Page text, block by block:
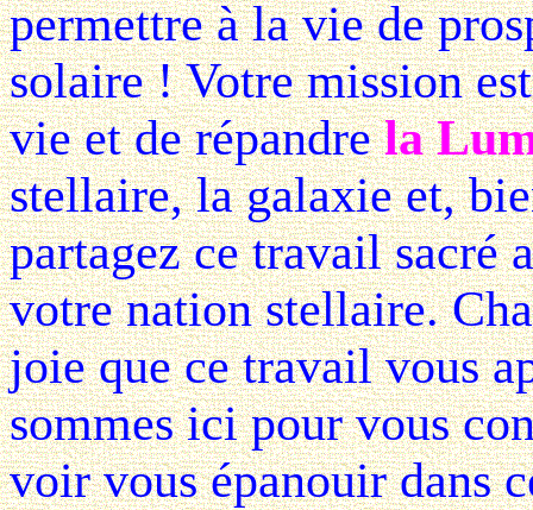
permettre à la vie de
solaire ! Votre mission
vie et de répandrela
stellaire, la galaxie et,
partagez ce travail sacré
votre nation stellaire.
joie que ce travail vous
sommes ici pour vous
voir vous épanouir dans